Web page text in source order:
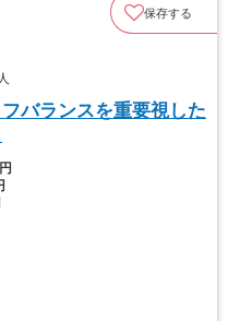
保存する
バランスを重要視した